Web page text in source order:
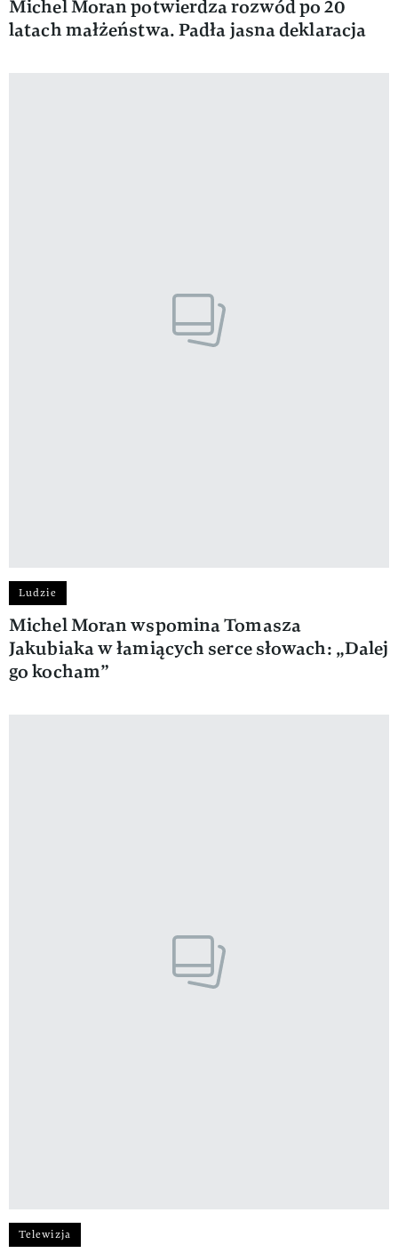
Michel Moran potwierdza rozwód po 20
latach małżeństwa. Padła jasna deklaracja
Ludzie
Michel Moran wspomina Tomasza
Jakubiaka w łamiących serce słowach: „Dalej
go kocham”
Telewizja